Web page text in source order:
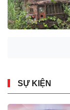
SỰ KIỆN